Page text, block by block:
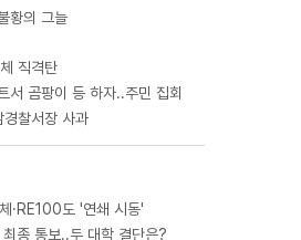
황의 그늘
직격탄
서 곰팡이 등 하자..주민 집회
찰서장 사과
·RE100도 '연쇄 시동'
종 통보..두 대학 결단은?